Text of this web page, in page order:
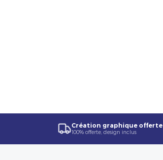
Création graphique offerte
100% offerte, design inclus